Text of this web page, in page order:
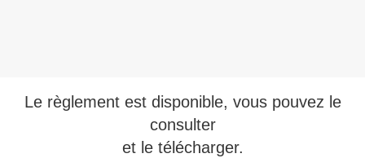
Le règlement est disponible, vous pouvez le
consulter
et le télécharger.